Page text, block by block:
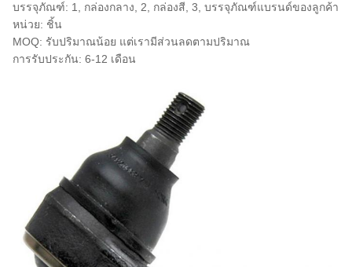
บรรจุภัณฑ์: 1, กล่องกลาง, 2, กล่องสี, 3, บรรจุภัณฑ์แบรนด์ของลูกค้า
หน่วย: ชิ้น
MOQ: รับปริมาณน้อย แต่เรามีส่วนลดตามปริมาณ
การรับประกัน: 6-12 เดือน